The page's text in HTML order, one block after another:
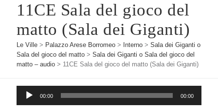
11CE Sala del gioco del
matto (Sala dei Giganti)
Le Ville > Palazzo Arese Borromeo > Interno >Sala dei Giganti o
Sala del gioco del matto >Sala dei Giganti o Sala del gioco del
matto – audio > 11CE Sala del gioco del matto (Sala dei Giganti)
Player
00:00 00:00